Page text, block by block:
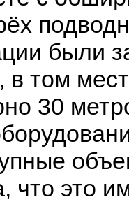
были
в том
30
что это